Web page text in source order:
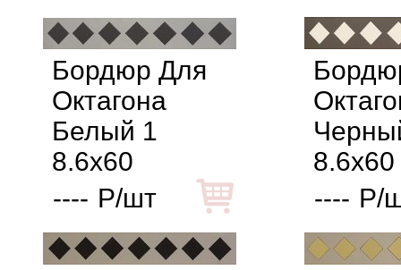
Бордюр Для
Октагона
Белый 1
8.6x60
---- Р/шт
8.6x60
---- Р/